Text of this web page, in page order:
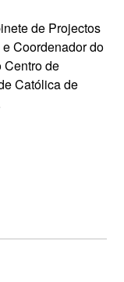
de Projectos
Coordenador do
Centro de
Católica de